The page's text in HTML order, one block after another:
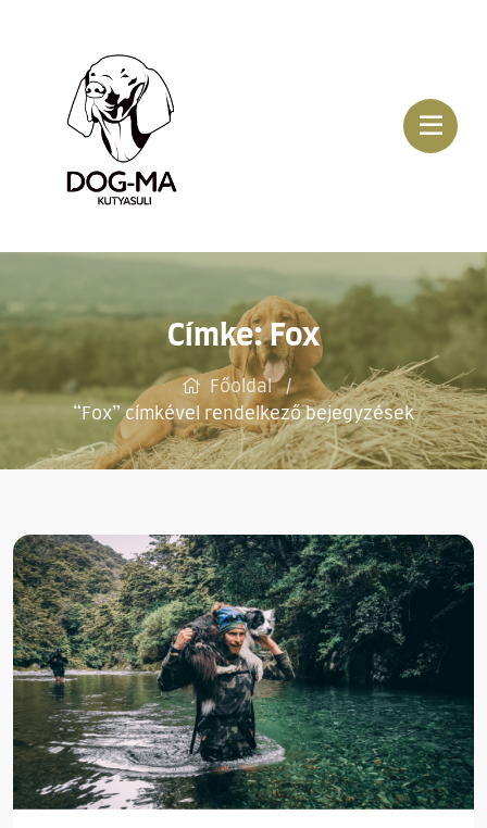
Címke:Fox
Főoldal
“Fox” címkével rendelkező bejegyzések